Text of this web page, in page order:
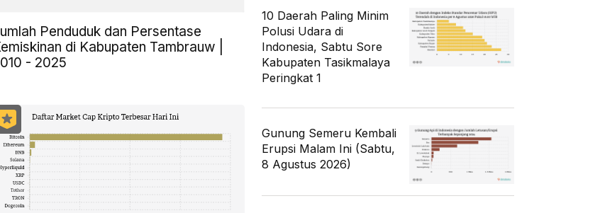
Penduduk dan Persentase
di Kabupaten Tambrauw |
- 2025
10 Daerah Paling Minim
Polusi Udara di
Indonesia, Sabtu Sore
Kabupaten Tasikmalaya
Peringkat 1
Gunung Semeru Kembali
Erupsi Malam Ini (Sabtu,
8 Agustus 2026)